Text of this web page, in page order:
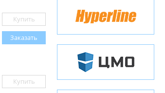
Купить
Заказать
Купить